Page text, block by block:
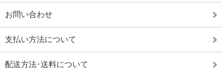
お問い合わせ
支払い方法について
配送方法･送料について